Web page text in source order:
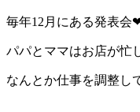
毎年12月にある発表会
パパとママはお店が忙
なんとか仕事を調整